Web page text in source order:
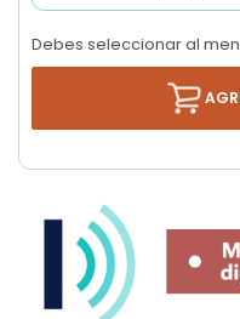
Debes seleccionar al